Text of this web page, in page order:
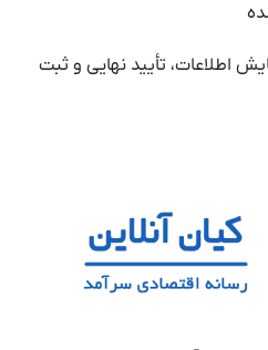
اطلاعات، تأیید نهایی و ثبت